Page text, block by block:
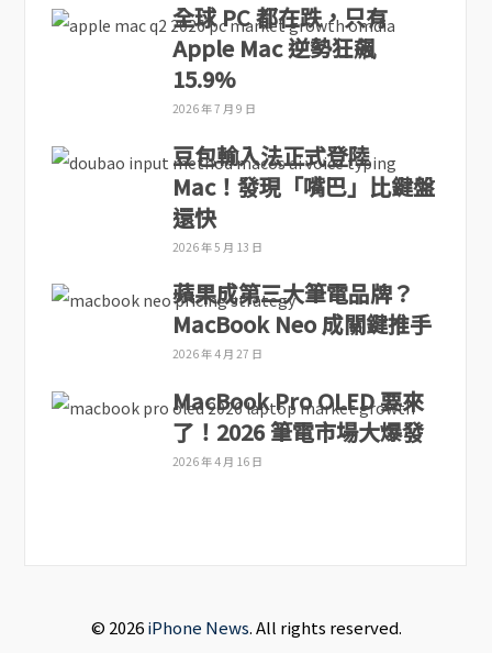
全球 PC 都在跌，只有
Apple Mac 逆勢狂飆
15.9%
2026 年 7 月 9 日
豆包輸入法正式登陸
Mac！發現「嘴巴」比鍵盤
還快
2026 年 5 月 13 日
蘋果成第三大筆電品牌？
MacBook Neo 成關鍵推手
2026 年 4 月 27 日
MacBook Pro OLED 要來
了！2026 筆電市場大爆發
2026 年 4 月 16 日
© 2026iPhone News. All rights reserved.